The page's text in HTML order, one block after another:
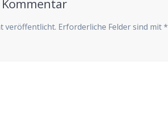
Kommentar
veröffentlicht. Erforderliche Felder sind mit*